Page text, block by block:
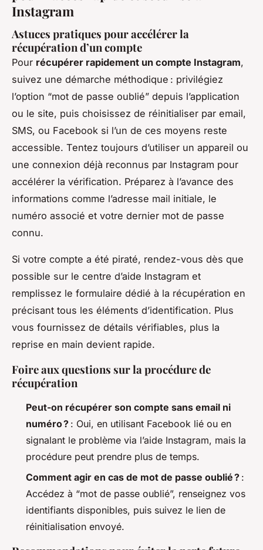
Instagram
Astuces pratiques pour accélérer la
récupération d’un compte
Pour récupérer rapidement un compte Instagram,
suivez une démarche méthodique : privilégiez
l’option “mot de passe oublié” depuis l’application
ou le site, puis choisissez de réinitialiser par email,
SMS, ou Facebook si l’un de ces moyens reste
accessible. Tentez toujours d’utiliser un appareil ou
une connexion déjà reconnus par Instagram pour
accélérer la vérification. Préparez à l’avance des
informations comme l’adresse mail initiale, le
numéro associé et votre dernier mot de passe
connu.
Si votre compte a été piraté, rendez-vous dès que
possible sur le centre d’aide Instagram et
remplissez le formulaire dédié à la récupération en
précisant tous les éléments d’identification. Plus
vous fournissez de détails vérifiables, plus la
reprise en main devient rapide.
Foire aux questions sur la procédure de
récupération
Peut-on récupérer son compte sans email ni
numéro ? : Oui, en utilisant Facebook lié ou en
signalant le problème via l’aide Instagram, mais la
procédure peut prendre plus de temps.
Comment agir en cas de mot de passe oublié ? :
Accédez à “mot de passe oublié”, renseignez vos
identifiants disponibles, puis suivez le lien de
réinitialisation envoyé.